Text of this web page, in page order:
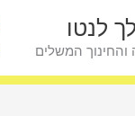
לנטו
המשלים